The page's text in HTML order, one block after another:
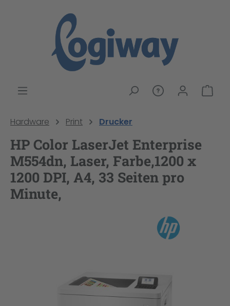
Hardware Print Drucker
HP Color LaserJet Enterprise
M554dn, Laser, Farbe,1200 x
1200 DPI, A4, 33 Seiten pro
Minute,